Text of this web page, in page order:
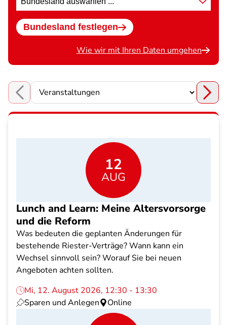
wählen
Bundesland festlegen
Wie wir mit Ihren Daten umgehen
Choose a section
12
AUG
Lunch and Learn: Meine Altersvorsorge
und die Reform
Was bedeuten die geplanten Änderungen für
bestehende Riester-Verträge? Wann kann ein
Wechsel sinnvoll sein? Worauf Sie bei neuen
Angeboten achten sollten.
Mi, 12. August 2026, 12:30 - 13:30
Sparen und Anlegen
Online